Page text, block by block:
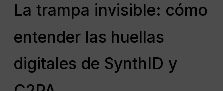
La trampa invisible: cómo
entender las huellas
digitales de SynthID y